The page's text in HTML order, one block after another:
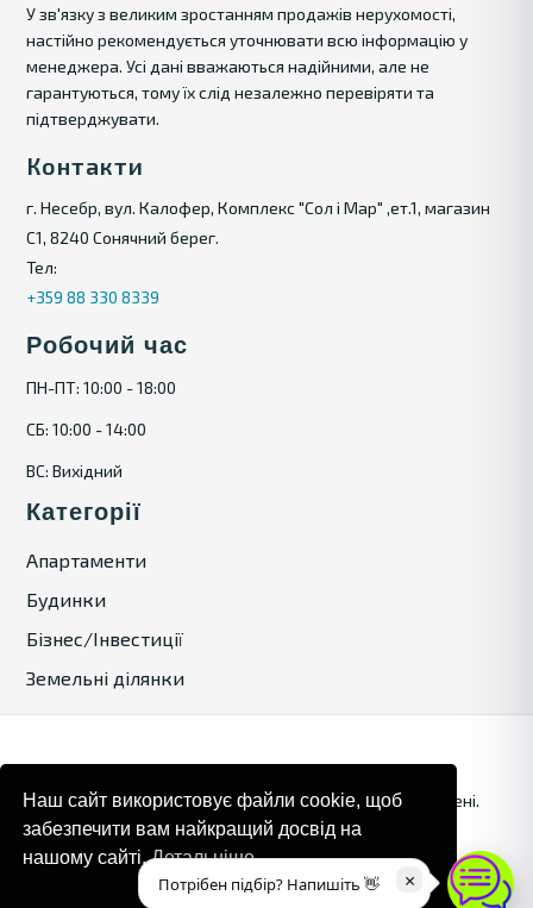
У зв'язку з великим зростанням продажів нерухомості,
настійно рекомендується уточнювати всю інформацію у
менеджера. Усі дані вважаються надійними, але не
гарантуються, тому їх слід незалежно перевіряти та
підтверджувати.
Контакти
г. Несебр, вул. Калофер, Комплекс "Сол і Мар" ,ет.1, магазин
С1, 8240 Сонячний берег.
Тел:
+359 88 330 8339
Робочий час
ПН-ПТ: 10:00 - 18:00
СБ: 10:00 - 14:00
ВС: Вихідний
Категорії
Апартаменти
Будинки
Бізнес/Інвестиції
Земельні ділянки
© 2024. Bulgaria Tours by Inrealr4u. Усі права захищені.
Карта сайтуПолітика конфіденційності
×
Потрібен підбір? Напишіть 👋
Наш сайт використовує файли cookie, щоб
забезпечити вам найкращий досвід на
нашому сайті.Детальніше